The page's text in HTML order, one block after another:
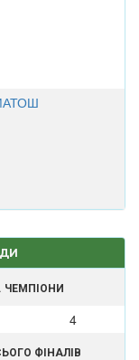
ЧЕМПІОНИ
4
ФІНАЛІВ